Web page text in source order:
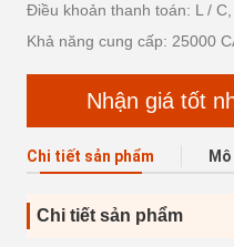
Điều khoản thanh toán: L /
Khả năng cung cấp: 25000
Nhận giá tốt
Chi tiết sản phẩm
Chi tiết sản phẩm